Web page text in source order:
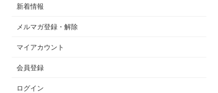
新着情報
メルマガ登録・解除
マイアカウント
会員登録
ログイン